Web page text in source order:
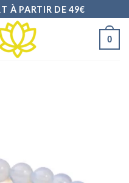
À PARTIR DE 49€
0